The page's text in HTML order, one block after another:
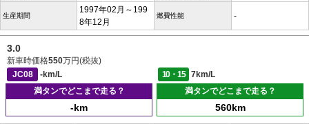
生産期間
1997年02月～199
8年12月
燃費性能 -
3.0
新車時価格550万円(税抜)
JC08
-km/L 10・15
7km/L
満タンでどこまで走る？
-km
満タンでどこまで走る？
560km